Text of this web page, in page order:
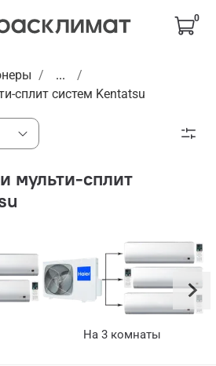
0
...
сплит систем Kentatsu
мульти-сплит
На 3 комнаты